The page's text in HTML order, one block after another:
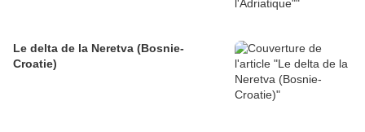
Le delta de la Neretva (Bosnie-
Croatie)